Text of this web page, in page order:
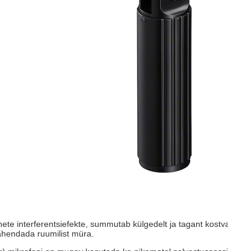
interferentsiefekte, summutab külgedelt ja tagant
ruumilist müra.